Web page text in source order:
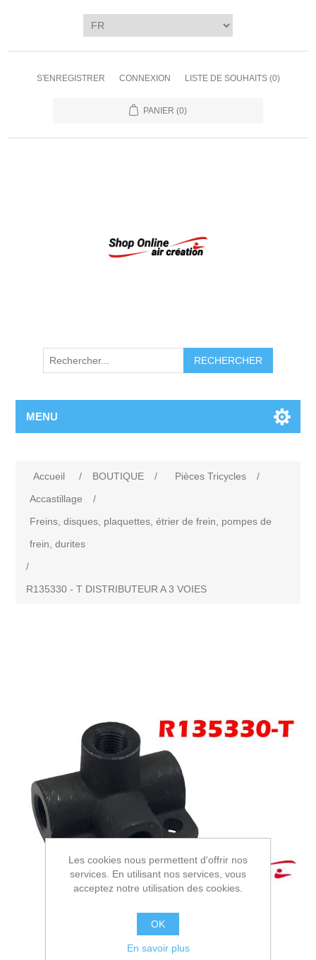
S'ENREGISTRER CONNEXION LISTE DE SOUHAITS (0)
PANIER (0)
RECHERCHER
MENU
Accueil / BOUTIQUE / Pièces Tricycles
/
Accastillage
/
Freins, disques, plaquettes, étrier de frein, pompes de
frein, durites
/
R135330 - T DISTRIBUTEUR A 3 VOIES
Les cookies nous permettent d'offrir nos
services. En utilisant nos services, vous
acceptez notre utilisation des cookies.
OK
En savoir plus